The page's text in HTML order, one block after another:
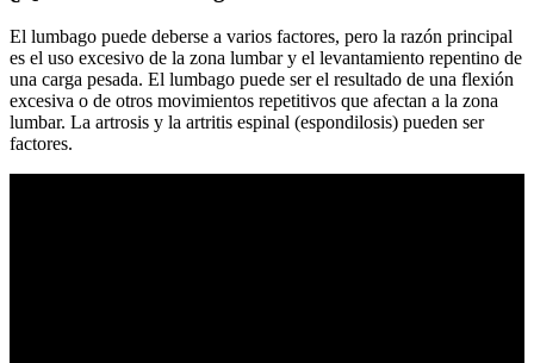
El lumbago puede deberse a varios factores, pero la razón principal
es el uso excesivo de la zona lumbar y el levantamiento repentino de
una carga pesada. El lumbago puede ser el resultado de una flexión
excesiva o de otros movimientos repetitivos que afectan a la zona
lumbar. La artrosis y la artritis espinal (espondilosis) pueden ser
factores.